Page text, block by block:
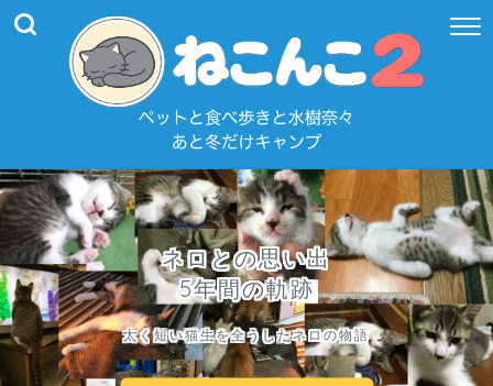
ネロとの思い出
5年間の軌跡
太く短い猫生を全うしたネロの物語